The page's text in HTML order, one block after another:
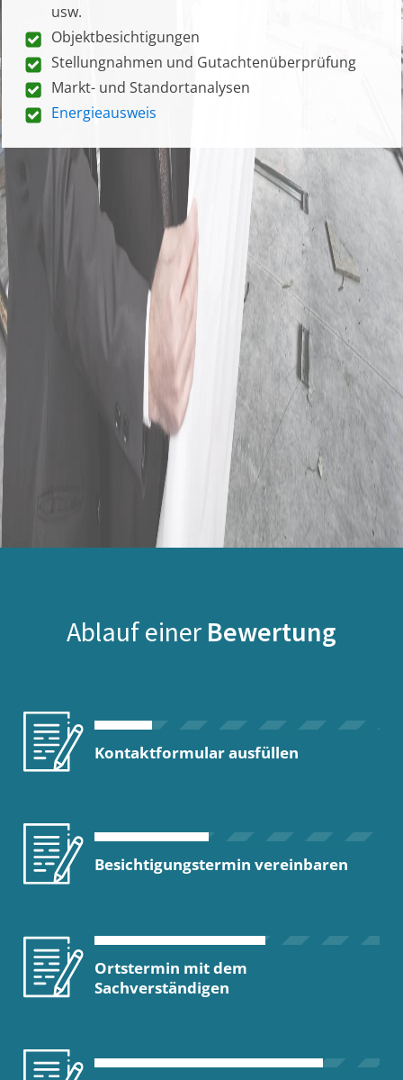
usw.
Objektbesichtigungen
Stellungnahmen und Gutachtenüberprüfung
Markt- und Standortanalysen
Energieausweis
Ablauf einer Bewertung
Kontaktformular ausfüllen
Besichtigungstermin vereinbaren
Ortstermin mit dem
Sachverständigen